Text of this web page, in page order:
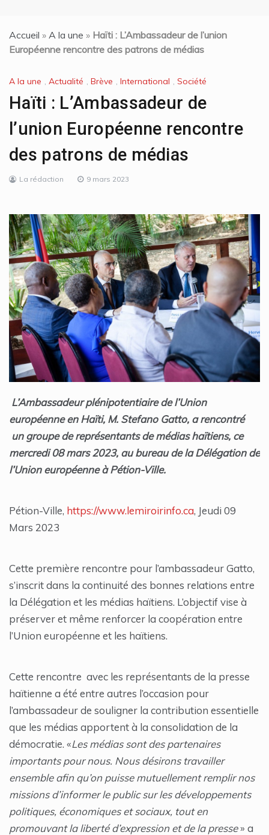
Accueil » A la une » Haïti : L’Ambassadeur de l’union
Européenne rencontre des patrons de médias
A la une , Actualité , Brève , International , Société
Haïti : L’Ambassadeur de
l’union Européenne rencontre
des patrons de médias
La rédaction 9 mars 2023
L’Ambassadeur plénipotentiaire de l’Union
européenne en Haïti, M. Stefano Gatto, a rencontré
un groupe de représentants de médias haïtiens, ce
mercredi 08 mars 2023, au bureau de la Délégation de
l’Union européenne à Pétion-Ville.
Pétion-Ville, https://www.lemiroirinfo.ca, Jeudi 09
Mars 2023
Cette première rencontre pour l’ambassadeur Gatto,
s’inscrit dans la continuité des bonnes relations entre
la Délégation et les médias haïtiens. L’objectif vise à
préserver et même renforcer la coopération entre
l’Union européenne et les haïtiens.
Cette rencontre avec les représentants de la presse
haïtienne a été entre autres l’occasion pour
l’ambassadeur de souligner la contribution essentielle
que les médias apportent à la consolidation de la
démocratie. «Les médias sont des partenaires
importants pour nous. Nous désirons travailler
ensemble afin qu’on puisse mutuellement remplir nos
missions d’informer le public sur les développements
politiques, économiques et sociaux, tout en
promouvant la liberté d’expression et de la presse» a